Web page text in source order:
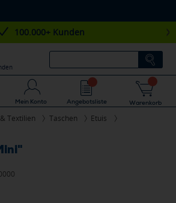
100.000+ Kunden
Mein Konto Angebotsliste Warenkorb
Textilien Taschen
Etuis